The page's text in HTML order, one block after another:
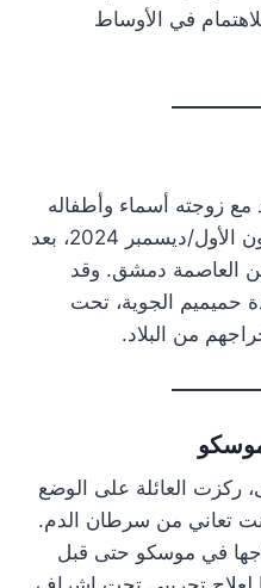
في الأوساط
مع زوجته أسماء وأطفاله
في الساعات الأولى من 8 كانون الأول/ديسمبر 2024، بعد
العاصمة دمشق. وقد
حميميم الجوية، تحت
من البلاد.
ركزت العائلة على الوضع
تعاني من سرطان الدم.
في موسكو حتى قبل